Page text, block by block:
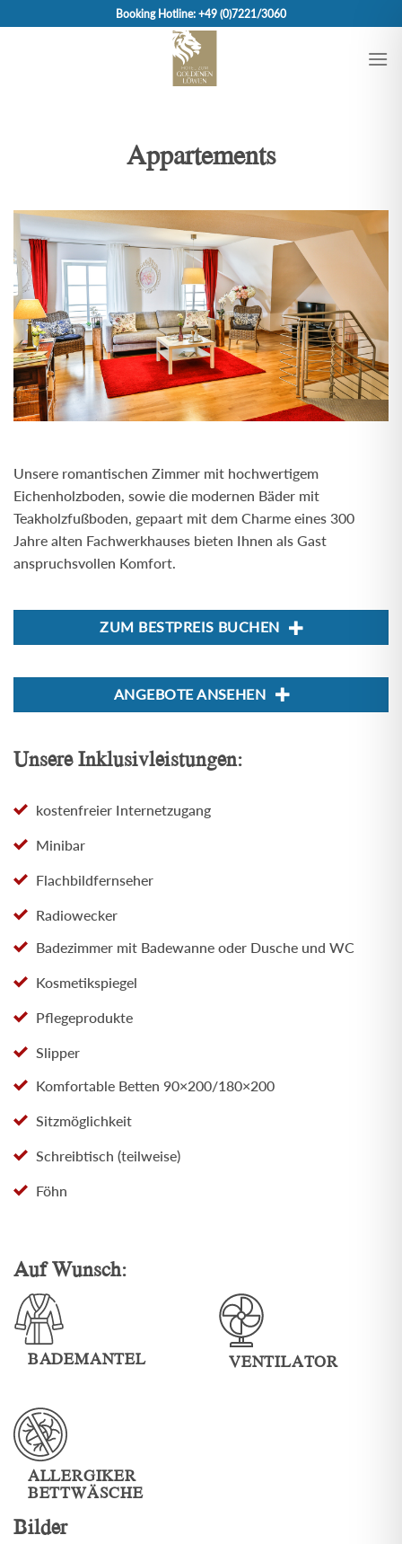
to
Booking Hotline: +49 (0)7221/3060
Appartements
Unsere romantischen Zimmer mit hochwertigem
Eichenholzboden, sowie die modernen Bäder mit
Teakholzfußboden, gepaart mit dem Charme eines 300
Jahre alten Fachwerkhauses bieten Ihnen als Gast
anspruchsvollen Komfort.
ZUM BESTPREIS BUCHEN
ANGEBOTE ANSEHEN
Unsere Inklusivleistungen:
kostenfreier Internetzugang
Minibar
Flachbildfernseher
Radiowecker
Badezimmer mit Badewanne oder Dusche und WC
Kosmetikspiegel
Pflegeprodukte
Slipper
Komfortable Betten 90×200/180×200
Sitzmöglichkeit
Schreibtisch (teilweise)
Föhn
Auf Wunsch:
BADEMANTEL VENTILATOR
ALLERGIKER
BETTWÄSCHE
Bilder